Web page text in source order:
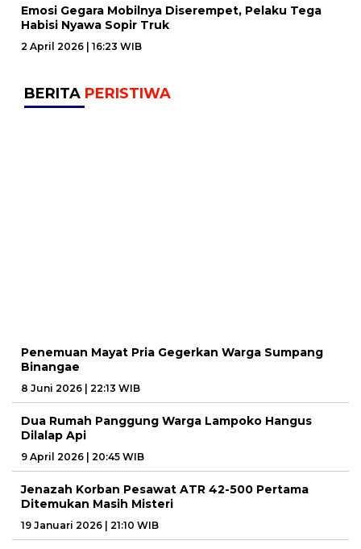
Emosi Gegara Mobilnya Diserempet, Pelaku Tega
Habisi Nyawa Sopir Truk
2 April 2026 | 16:23 WIB
BERITA PERISTIWA
Penemuan Mayat Pria Gegerkan Warga Sumpang
Binangae
8 Juni 2026 | 22:13 WIB
Dua Rumah Panggung Warga Lampoko Hangus
Dilalap Api
9 April 2026 | 20:45 WIB
Jenazah Korban Pesawat ATR 42-500 Pertama
Ditemukan Masih Misteri
19 Januari 2026 | 21:10 WIB